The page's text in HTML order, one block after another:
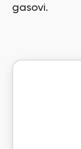
gasovi.